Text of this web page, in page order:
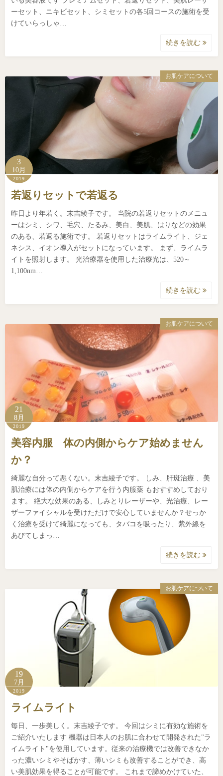
ーセット、ニキビセット、シミセットの各5回コースの施術を受
けていらっしゃ…
続きを読む
お肌ケアについて
3
10月
2019
若返りセットで若返る
昨日より年若く。末吉綾子です。 当院の若返りセットのメニュ
ーはシミ、シワ、毛穴、たるみ、美白、美肌、はりなどの効果
のある、若返る施術です。 若返りセットはライムライト、ジェ
ネシス、イオン導入がセットになっています。 まず、ライムラ
イトを照射します。 光治療器を使用した治療光は、520～
1,100nm…
続きを読む
お肌ケアについて
21
8月
2019
美容内服 体の内側からケア始めません
か？
綺麗な自分って悪くない。末吉綾子です。 しみ、肝斑治療 、美
肌治療には体の内側からケアを行う内服薬 もおすすめしており
ます。 絶大な効果のある、しみとりレーザーや、光治療、レー
ザーファイシャルを受けただけで安心していませんか？せっか
く治療を受けて綺麗になっても、タバコを吸ったり、紫外線を
あびてしまっ…
続きを読む
お肌ケアについて
19
7月
2019
ライムライト
毎日、一歩美しく。末吉綾子です。 今回はシミに有効な施術を
ご紹介いたします 機器は日本人のお肌に合わせて開発された"ラ
イムライト"を使用しています。従来の治療機では改善できなか
った濃いシミやそばかす、薄いシミも改善することができ、高
い美肌効果を得ることが可能です。 これまで諦めかけていた、